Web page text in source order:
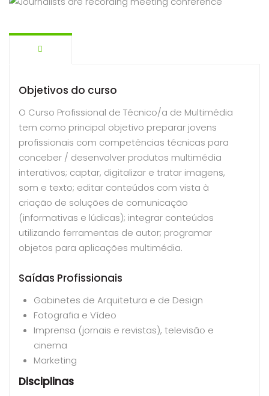
Objetivos do curso
O Curso Profissional de Técnico/a de Multimédia
tem como principal objetivo preparar jovens
profissionais com competências técnicas para
conceber / desenvolver produtos multimédia
interativos; captar, digitalizar e tratar imagens,
som e texto; editar conteúdos com vista à
criação de soluções de comunicação
(informativas e lúdicas); integrar conteúdos
utilizando ferramentas de autor; programar
objetos para aplicações multimédia.
Saídas Profissionais
Gabinetes de Arquitetura e de Design
Fotografia e Vídeo
Imprensa (jornais e revistas), televisão e
cinema
Marketing
Disciplinas